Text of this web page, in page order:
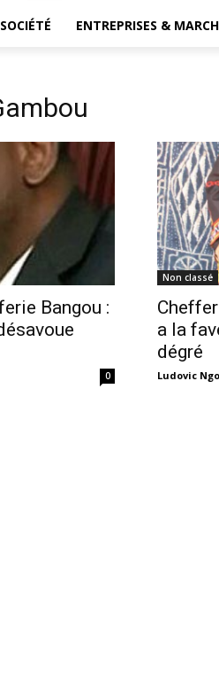
ENTREPRISES &
Bangou :
0
Non classé
a la
dégré
Ludovic